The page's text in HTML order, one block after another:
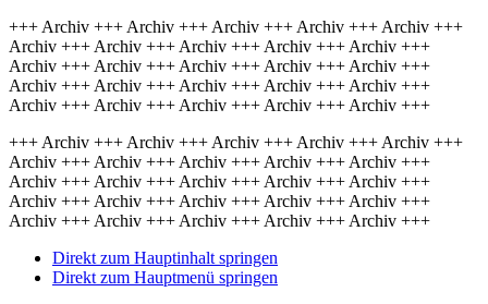
+++ Archiv +++ Archiv +++ Archiv +++ Archiv +++ Archiv +++
Archiv +++ Archiv +++ Archiv +++ Archiv +++ Archiv +++
Archiv +++ Archiv +++ Archiv +++ Archiv +++ Archiv +++
Archiv +++ Archiv +++ Archiv +++ Archiv +++ Archiv +++
Archiv +++ Archiv +++ Archiv +++ Archiv +++ Archiv +++
+++ Archiv +++ Archiv +++ Archiv +++ Archiv +++ Archiv +++
Archiv +++ Archiv +++ Archiv +++ Archiv +++ Archiv +++
Archiv +++ Archiv +++ Archiv +++ Archiv +++ Archiv +++
Archiv +++ Archiv +++ Archiv +++ Archiv +++ Archiv +++
Archiv +++ Archiv +++ Archiv +++ Archiv +++ Archiv +++
Direkt zum Hauptinhalt springen
Direkt zum Hauptmenü springen